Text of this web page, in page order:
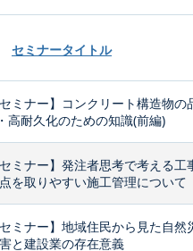
セミナータイトル
セミナー】コンクリート構造物の
高耐久化のための知識(前編)
セミナー】発注者思考で考える工
を取りやすい施工管理について
セミナー】地域住民から見た自然
害と建設業の存在意義